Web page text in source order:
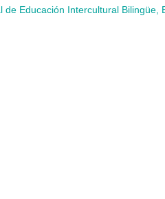
de Educación Intercultural